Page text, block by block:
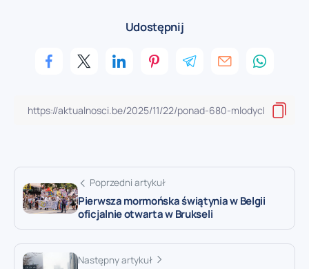
Udostępnij
Poprzedni artykuł
Pierwsza mormońska świątynia w Belgii
oficjalnie otwarta w Brukseli
Następny artykuł